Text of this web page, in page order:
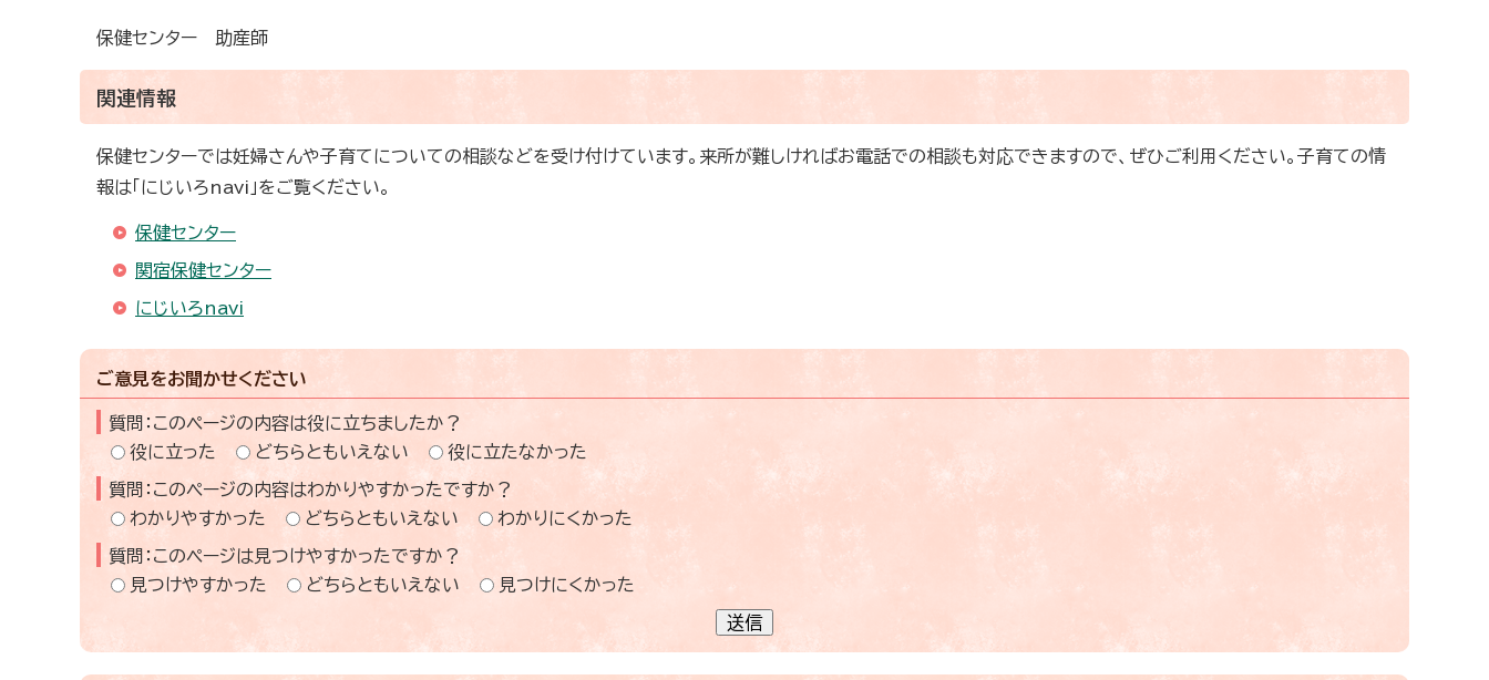
保健センター 助産師
関連情報
保健センターでは妊婦さんや子育てについての相談などを受け付けています。来所が難しければお電話での相談も対応できますので、ぜひご利用ください。子育ての情
報は「にじいろnavi」をご覧ください。
保健センター
関宿保健センター
にじいろnavi
ご意見をお聞かせください
質問：このページの内容は役に立ちましたか？
役に立った
どちらともいえない 役に立たなかった
質問：このページの内容はわかりやすかったですか？
わかりやすかった
どちらともいえない わかりにくかった
質問：このページは見つけやすかったですか？
見つけやすかった
どちらともいえない 見つけにくかった
送信